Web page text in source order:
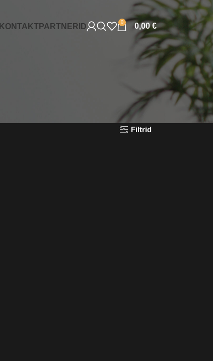
KONTAKTPARTNERID 0 0,00€
Filtrid